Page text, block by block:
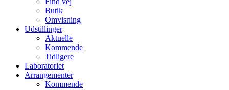
Butik
Omvisning
Udstillinger
Aktuelle
Kommende
Tidligere
Laboratoriet
Arrangementer
Kommende